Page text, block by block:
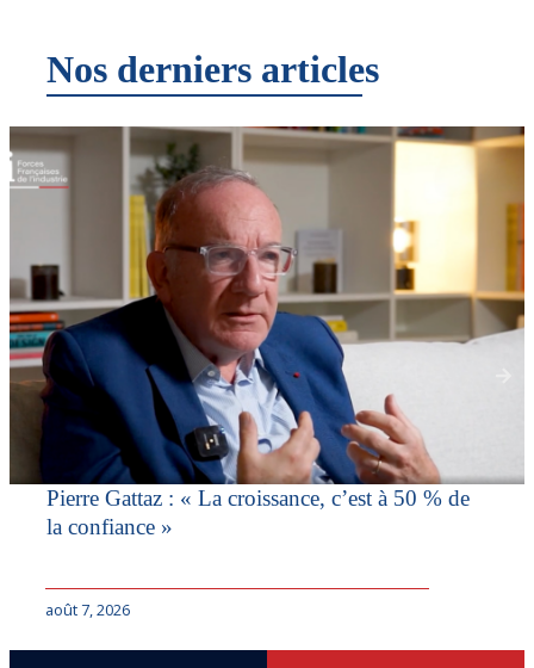
Nos derniers articles
Pierre Gattaz : « La croissance, c’est à 50 % de
la confiance »
août 7, 2026